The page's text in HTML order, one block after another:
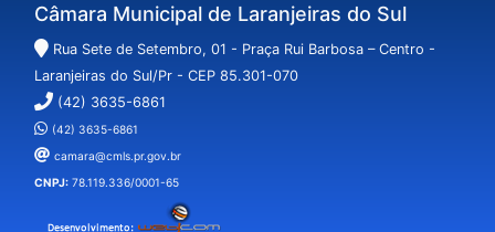
Câmara Municipal de Laranjeiras do Sul
Rua Sete de Setembro, 01 - Praça Rui Barbosa – Centro -
Laranjeiras do Sul/Pr - CEP 85.301-070
(42) 3635-6861
(42) 3635-6861
camara@cmls.pr.gov.br
CNPJ: 78.119.336/0001-65